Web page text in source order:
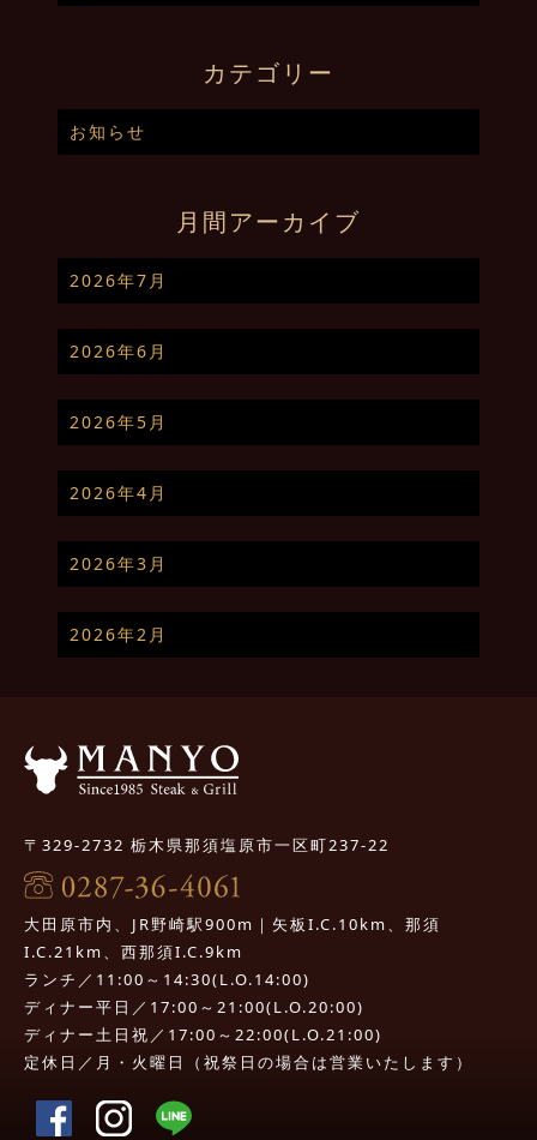
カテゴリー
お知らせ
月間アーカイブ
2026年7月
2026年6月
2026年5月
2026年4月
2026年3月
2026年2月
〒329-2732 栃木県那須塩原市一区町237-22
大田原市内、JR野崎駅900m｜矢板I.C.10km、那須
I.C.21km、西那須I.C.9km
ランチ／11:00～14:30(L.O.14:00)
ディナー平日／17:00～21:00(L.O.20:00)
ディナー土日祝／17:00～22:00(L.O.21:00)
定休日／月・火曜日（祝祭日の場合は営業いたします）